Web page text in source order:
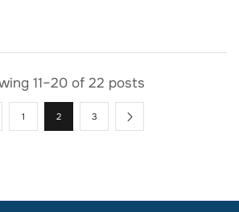
11–20 of 22 posts
1 2 3